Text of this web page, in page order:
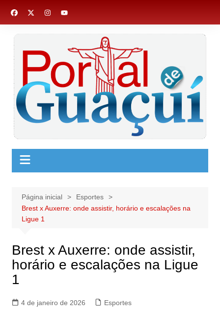
para
Página inicial
Esportes
Brest x Auxerre: onde assistir, horário e escalações na
Ligue 1
Brest x Auxerre: onde assistir,
horário e escalações na Ligue
1
4 de janeiro de 2026 Esportes